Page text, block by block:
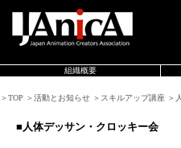
組織概要
＞TOP ＞活動とお知らせ ＞スキルアップ講座 ＞
■人体デッサン・クロッキー会